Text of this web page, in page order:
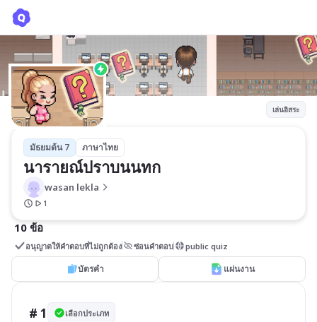
เล่นอิสระ
มัธยมต้น 7 ภาษาไทย
นารายณ์ปราบนนทก
wasan lekla
1
10 ข้อ
อนุญาตให้คำตอบที่ไม่ถูกต้อง ซ่อนคำตอบ public quiz
บัตรคำ แผ่นงาน
# 1 เลือกประเภท